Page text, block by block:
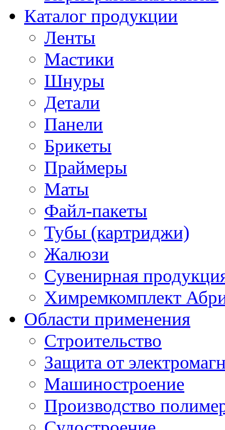
Каталог продукции
Ленты
Мастики
Шнуры
Детали
Панели
Брикеты
Праймеры
Маты
Файл-пакеты
Тубы (картриджи)
Жалюзи
Сувенирная
Химремкомплект
Области применения
Строительство
Защита от
Машиностроение
Производство